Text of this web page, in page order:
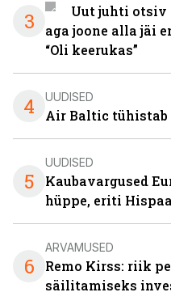
3
Uut juhti otsiv
aga joone alla jäi
“Oli keerukas”
4 UUDISED
Air Baltic
5
UUDISED
Kaubavargused
hüppe, eriti
6
ARVAMUSED
Remo Kirss: riik
säilitamiseks